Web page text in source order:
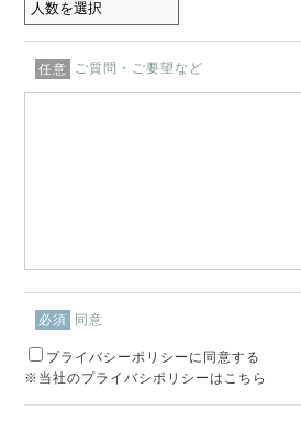
任意 ご質問・ご要望など
必須 同意
プライバシーポリシーに同意する
※当社のプライバシポリシーはこちら